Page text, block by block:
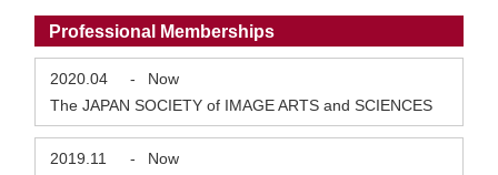
Professional Memberships
2020.04 -
Now
The JAPAN SOCIETY of IMAGE ARTS and SCIENCES
2019.11 -
Now